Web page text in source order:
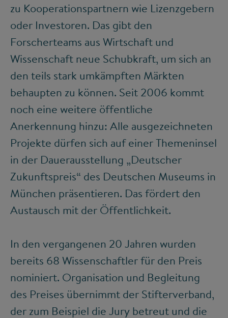
zu Kooperationspartnern wie Lizenzgebern
oder Investoren. Das gibt den
Forscherteams aus Wirtschaft und
Wissenschaft neue Schubkraft, um sich an
den teils stark umkämpften Märkten
behaupten zu können. Seit 2006 kommt
noch eine weitere öffentliche
Anerkennung hinzu: Alle ausgezeichneten
Projekte dürfen sich auf einer Themeninsel
in der Dauerausstellung „Deutscher
Zukunftspreis“ des Deutschen Museums in
München präsentieren. Das fördert den
Austausch mit der Öffentlichkeit.
In den vergangenen 20 Jahren wurden
bereits 68 Wissenschaftler für den Preis
nominiert. Organisation und Begleitung
des Preises übernimmt der Stifterverband,
der zum Beispiel die Jury betreut und die